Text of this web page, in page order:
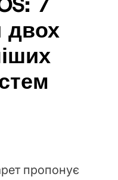
двох
пропонує